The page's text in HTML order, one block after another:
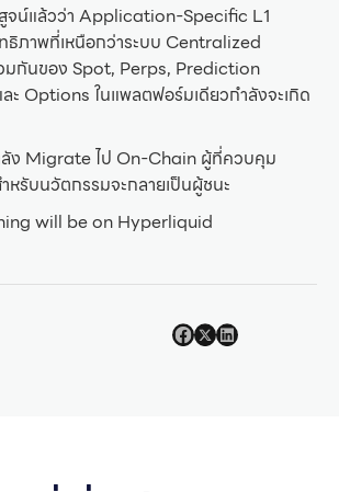
น์แล้วว่า Application-Specific L1
ธิภาพที่เหนือกว่าระบบ Centralized
มกันของ Spot, Perps, Prediction
Options ในแพลตฟอร์มเดียวกำลังจะเกิด
ลัง Migrate ไป On-Chain ผู้ที่ควบคุม
หรับนวัตกรรมจะกลายเป็นผู้ชนะ
will be on Hyperliquid